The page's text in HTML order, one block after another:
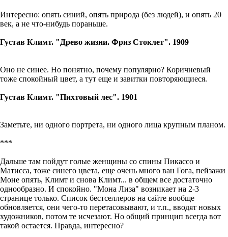
Интересно: опять синий, опять природа (без людей), и опять 20
век, а не что-нибудь пораньше.
Густав Климт. "Древо жизни. Фриз Стоклет". 1909
Оно не синее. Но понятно, почему популярно? Коричневый
тоже спокойный цвет, а тут еще и завитки повторяющиеся.
Густав Климт. "Пихтовый лес". 1901
Заметьте, ни одного портрета, ни одного лица крупным планом.
***
Дальше там пойдут голые женщины со спины Пикассо и
Матисса, тоже синего цвета, еще очень много ван Гога, пейзажи
Моне опять, Климт и снова Климт... в общем все достаточно
однообразно. И спокойно. "Мона Лиза" возникает на 2-3
странице только. Список бестселлеров на сайте вообще
обновляется, они чего-то перетасовывают, и т.п., вводят новых
художников, потом те исчезают. Но общий принцип всегда вот
такой остается. Правда, интересно?